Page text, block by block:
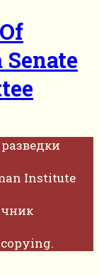
Institute